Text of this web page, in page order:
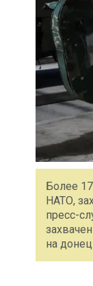
Более
НАТО,
пресс-
на